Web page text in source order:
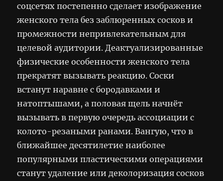
соцсетях постепенно сделает изображение
женского тела без заблюренных сосков и
промежности непривлекательным для
целевой аудитории. Деактуализированные
физические особенности женского тела
прекратят вызывать реакцию. Соски
встанут наравне с бородавками и
натоптышами, а половая щель начнёт
вызывать в первую очередь ассоциации с
колото-резаными ранами. Вангую, что в
ближайшее десятилетие наиболее
популярными пластическими операциями
станут удаление или деколоризация сосков